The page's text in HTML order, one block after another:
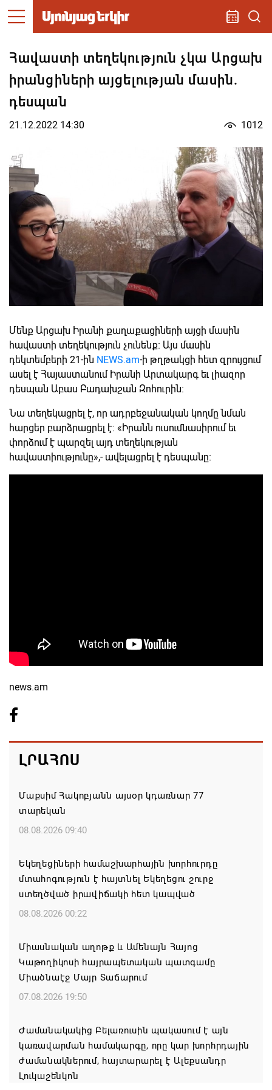
Հավաստի տեղեկություն չկա Արցախ
իրանցիների այցելության մասին.
դեսպան
21.12.2022 14:30 1012
Մենք Արցախ Իրանի քաղաքացիների այցի մասին
հավաստի տեղեկություն չունենք։ Այս մասին
դեկտեմբերի 21-ին NEWS.am-ի թղթակցի հետ զրույցում
ասել է Հայաստանում Իրանի Արտակարգ եւ լիազոր
դեսպան Աբաս Բադախշան Զոհուրին։
Նա տեղեկացրել է, որ ադրբեջանական կողմը նման
հարցեր բարձրացրել է։ «Իրանն ուսումնասիրում եւ
փորձում է պարզել այդ տեղեկության
հավաստիությունը»,- ավելացրել է դեսպանը։
news.am
ԼՐԱՀՈՍ
Մաքսիմ Հակոբյանն այսօր կդառնար 77
տարեկան
08.08.2026 09:40
Եկեղեցիների համաշխարհային խորհուրդը
մտահոգություն է հայտնել Եկեղեցու շուրջ
ստեղծված իրավիճակի հետ կապված
08.08.2026 00:22
Միասնական աղոթք և Ամենայն Հայոց
Կաթողիկոսի հայրապետական պատգամը
Միածնաէջ Մայր Տաճարում
07.08.2026 19:50
Ժամանակակից Բելառուսին պակասում է այն
կառավարման համակարգը, որը կար խորհրդային
ժամանակներում, հայտարարել է Ալեքսանդր
Լուկաշենկոն